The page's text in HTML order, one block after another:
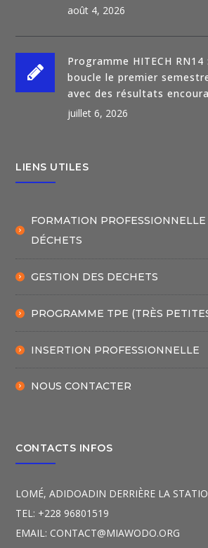
août 4, 2026
Programme HITECH
boucle le premier
avec des résultats
juillet 6, 2026
LIENS UTILES
FORMATION
DÉCHETS
GESTION DES DECHETS
PROGRAMME TPE (TRÈS
INSERTION PROFESSIONNELLE
NOUS CONTACTER
CONTACTS INFOS
LOMÉ, ADIDOADIN DERRIÈRE LA
TEL: +228 96801519
EMAIL: CONTACT@MIAWODO.ORG